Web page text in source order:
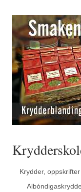
Krydder, oppskrifter